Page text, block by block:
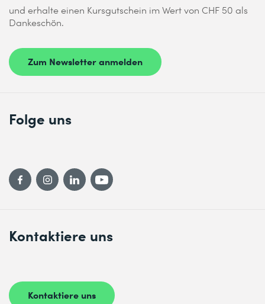
und erhalte einen Kursgutschein im Wert von CHF 50 als
Dankeschön.
Zum Newsletter anmelden
Kontaktiere uns
Kontaktiere uns
Folge uns